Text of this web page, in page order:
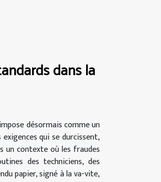
dans la
désormais comme un
qui se durcissent,
un contexte où les fraudes
des techniciens, des
papier, signé à la va-vite,